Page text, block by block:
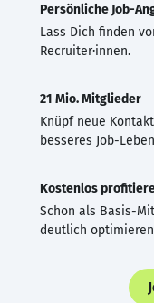
Persönliche Job-
Lass Dich finden
Recruiter·innen.
21 Mio. Mitglieder
Knüpf neue
besseres Job-
Kostenlos
Schon als Basis-
deutlich